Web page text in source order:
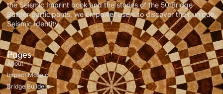
Pages
About
Impact Mosaic
Bridge Builders
the Seismic Imprint book and the stories of the 50 Bridge
Builder participants, we empower users to discover their unique
Seismic Identity,